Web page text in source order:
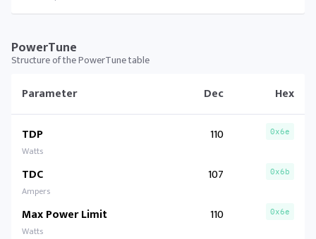
PowerTune
Structure of the PowerTune table
Parameter Dec Hex
TDP
Watts
110 0x6e
TDC
Ampers
107 0x6b
Max Power Limit
Watts
110 0x6e